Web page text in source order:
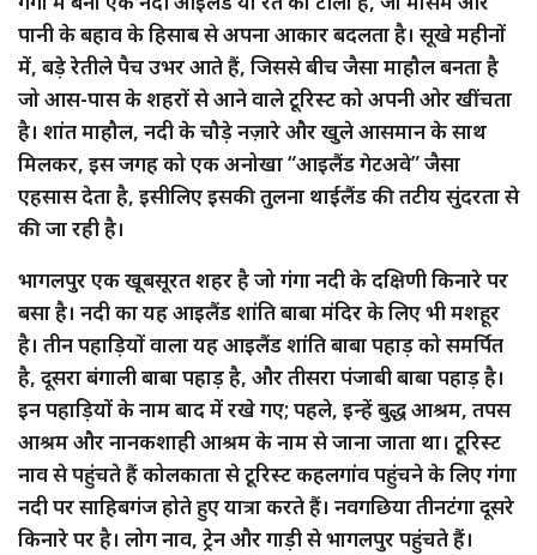
पानी के बहाव के हिसाब से अपना आकार बदलता है। सूखे महीनों
में, बड़े रेतीले पैच उभर आते हैं, जिससे बीच जैसा माहौल बनता है
जो आस-पास के शहरों से आने वाले टूरिस्ट को अपनी ओर खींचता
है। शांत माहौल, नदी के चौड़े नज़ारे और खुले आसमान के साथ
मिलकर, इस जगह को एक अनोखा “आइलैंड गेटअवे” जैसा
एहसास देता है, इसीलिए इसकी तुलना थाईलैंड की तटीय सुंदरता से
की जा रही है।
भागलपुर एक खूबसूरत शहर है जो गंगा नदी के दक्षिणी किनारे पर
बसा है। नदी का यह आइलैंड शांति बाबा मंदिर के लिए भी मशहूर
है। तीन पहाड़ियों वाला यह आइलैंड शांति बाबा पहाड़ को समर्पित
है, दूसरा बंगाली बाबा पहाड़ है, और तीसरा पंजाबी बाबा पहाड़ है।
इन पहाड़ियों के नाम बाद में रखे गए; पहले, इन्हें बुद्ध आश्रम, तपस
आश्रम और नानकशाही आश्रम के नाम से जाना जाता था। टूरिस्ट
नाव से पहुंचते हैं कोलकाता से टूरिस्ट कहलगांव पहुंचने के लिए गंगा
नदी पर साहिबगंज होते हुए यात्रा करते हैं। नवगछिया तीनटंगा दूसरे
किनारे पर है। लोग नाव, ट्रेन और गाड़ी से भागलपुर पहुंचते हैं।